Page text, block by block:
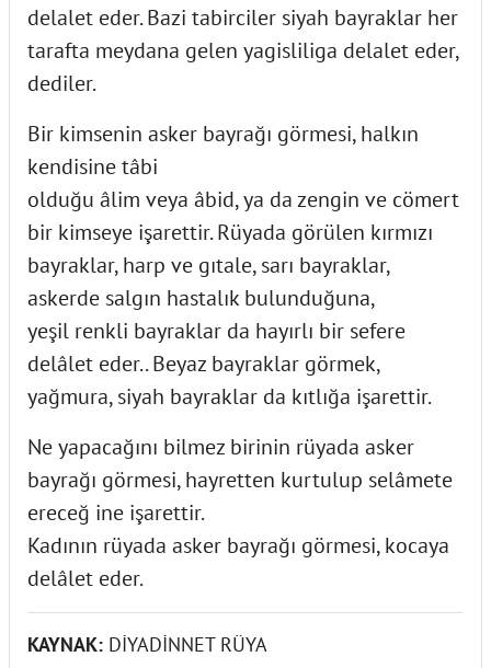
delalet eder. Bazi tabirciler siyah bayraklar her
tarafta meydana gelen yagisliliga delalet eder,
dediler.
Bir kimsenin asker bayrağı görmesi, halkın
kendisine tâbi
olduğu âlim veya âbid, ya da zengin ve cömert
bir kimseye işarettir. Rüyada görülen kırmızı
bayraklar, harp ve gıtale, sarı bayraklar,
askerde salgın hastalık bulunduğuna,
yeşil renkli bayraklar da hayırlı bir sefere
delâlet eder.. Beyaz bayraklar görmek,
yağmura, siyah bayraklar da kıtlığa işarettir.
Ne yapacağını bilmez birinin rüyada asker
bayrağı görmesi, hayretten kurtulup selâmete
ereceğ ine işarettir.
Kadının rüyada asker bayrağı görmesi, kocaya
delâlet eder.
KAYNAK: DİYADİNNET RÜYA